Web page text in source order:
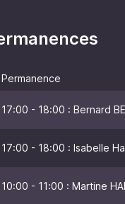
Permanence
17:00 - 18:00 : Bernard
17:00 - 18:00 : Isabelle
10:00 - 11:00 : Martine